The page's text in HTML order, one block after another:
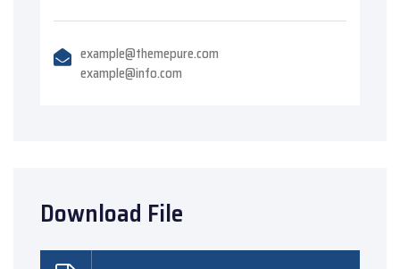
example@themepure.com
example@info.com
Download File